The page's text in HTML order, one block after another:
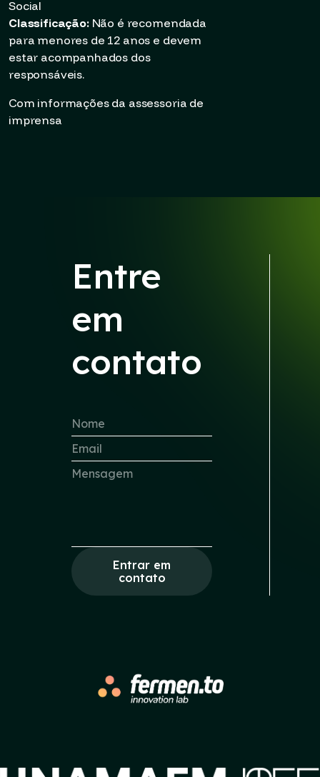
Social
Classificação:Não é recomendada
para menores de 12 anos e devem
estar acompanhados dos
responsáveis.
Com informações da assessoria de
imprensa
Entre
em
contato
Entrar em
contato